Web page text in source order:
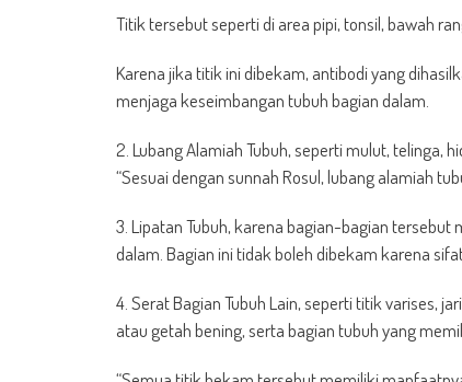
Titik tersebut seperti di area pipi, tonsil, bawah
Karena jika titik ini dibekam, antibodi yang
menjaga keseimbangan tubuh bagian dalam.
2. Lubang Alamiah Tubuh, seperti mulut, telinga,
“Sesuai dengan sunnah Rosul, lubang alamiah
3. Lipatan Tubuh, karena bagian-bagian
dalam. Bagian ini tidak boleh dibekam karena
4. Serat Bagian Tubuh Lain, seperti titik varises,
atau getah bening, serta bagian tubuh yang